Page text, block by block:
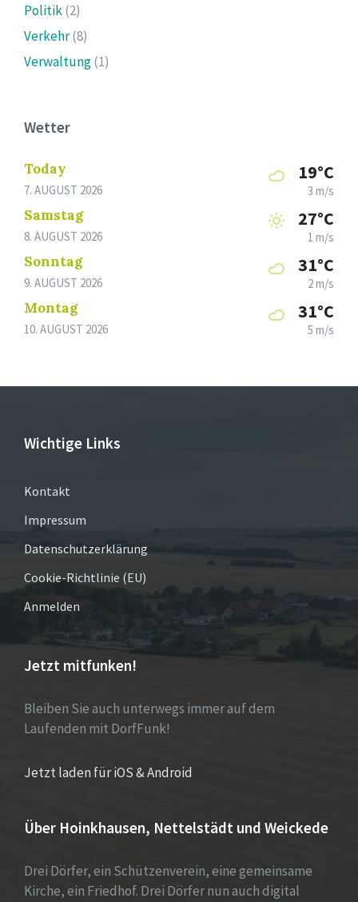
Politik(2)
Verkehr(8)
Verwaltung(1)
Wetter
Today
7. AUGUST 2026
19°C
3 m/s
Samstag
8. AUGUST 2026
27°C
1 m/s
Sonntag
9. AUGUST 2026
31°C
2 m/s
Montag
10. AUGUST 2026
31°C
5 m/s
Wichtige Links
Kontakt
Impressum
Datenschutzerklärung
Cookie-Richtlinie (EU)
Anmelden
Jetzt mitfunken!
Bleiben Sie auch unterwegs immer auf dem
Laufenden mit DorfFunk!
Jetzt laden für iOS & Android
Über Hoinkhausen, Nettelstädt und Weickede
Drei Dörfer, ein Schützenverein, eine gemeinsame
Kirche, ein Friedhof. Drei Dörfer nun auch digital